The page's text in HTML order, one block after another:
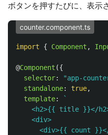
ボタンを押すたびに、表示
counter.component.ts
import { Component ,
@Component ({
selector: "app-
standalone: true,
template:
`
<h2>{{ title }}</
    <div>
<div>{{ count